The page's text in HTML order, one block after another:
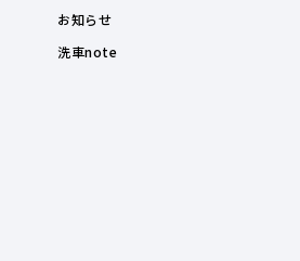
お知らせ
洗車note